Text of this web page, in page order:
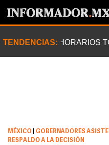
TENDENCIAS: HORARIOS
MÉXICO
GOBERNADORES
RESPALDO A LA DECISIÓN